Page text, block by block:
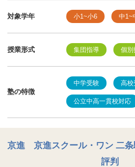
対象学年 小1~小6 中1~
授業形式 集団指導 個別
塾の特徴
中学受験 高校
公立中高一貫校対応
京進 京進スクール・ワン 二条
評判